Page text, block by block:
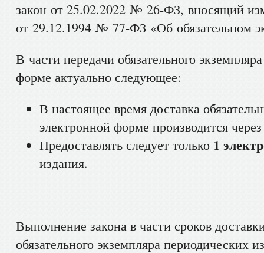
закон от 25.02.2022 № 26-ФЗ, вносящий
от 29.12.1994 № 77-ФЗ «Об обязательном
В части передачи обязательного
форме актуально следующее:
В настоящее время доставка
электронной форме производится
Предоставлять следует только 1
издания.
Выполнение закона в части сроков
обязательного экземпляра периодических